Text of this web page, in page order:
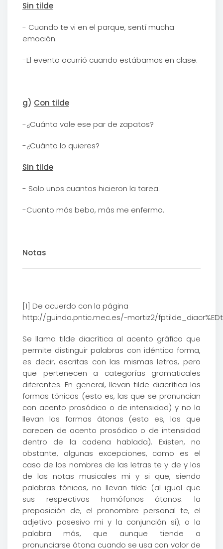
Sin tilde
- Cuando te vi en el parque, sentí mucha
emoción.
-El evento ocurrió cuando estábamos en clase.
g) Con tilde
-¿Cuánto vale ese par de zapatos?
-¿Cuánto lo quieres?
Sin tilde
- Solo unos cuantos hicieron la tarea.
-Cuanto más bebo, más me enfermo.
Notas
[1] De acuerdo con la página
http://guindo.pntic.mec.es/~mortiz2/
Se llama tilde diacrítica al acento gráfico que
permite distinguir palabras con idéntica forma,
es decir, escritas con las mismas letras, pero
que pertenecen a categorías gramaticales
diferentes. En general, llevan tilde diacrítica las
formas tónicas (esto es, las que se pronuncian
con acento prosódico o de intensidad) y no la
llevan las formas átonas (esto es, las que
carecen de acento prosódico o de intensidad
dentro de la cadena hablada). Existen, no
obstante, algunas excepciones, como es el
caso de los nombres de las letras te y de y los
de las notas musicales mi y si que, siendo
palabras tónicas, no llevan tilde (al igual que
sus respectivos homófonos átonos: la
preposición de, el pronombre personal te, el
adjetivo posesivo mi y la conjunción si); o la
palabra más, que aunque tiende a
pronunciarse átona cuando se usa con valor de